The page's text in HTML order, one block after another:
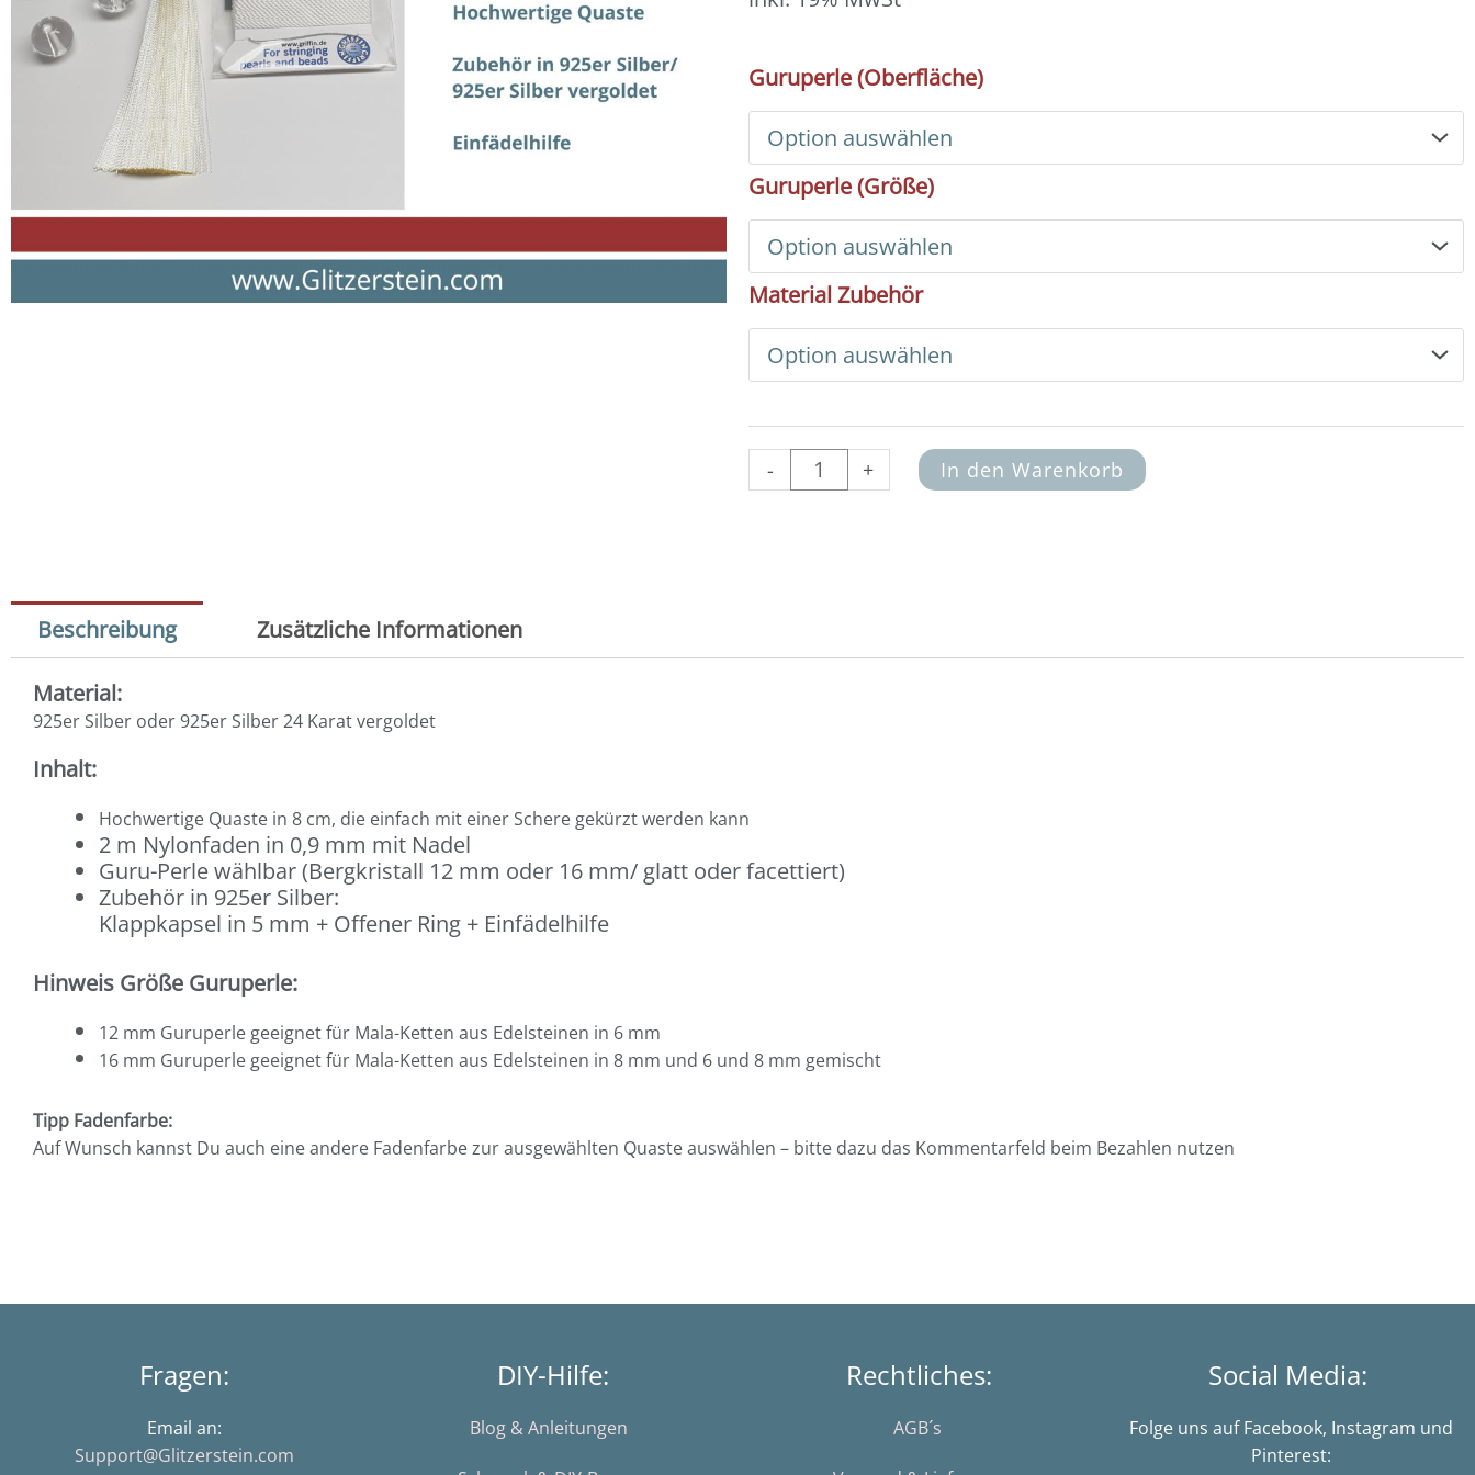
Guruperle (Oberfläche)
Guruperle (Größe)
Material Zubehör
-
Mala
Basic
Set
Ivory
(Quaste
8
cm)
Menge
+ In den Warenkorb
Beschreibung Zusätzliche Informationen
Material:
925er Silber oder 925er Silber 24 Karat vergoldet
Inhalt:
Hochwertige Quaste in 8 cm, die einfach mit einer Schere gekürzt werden kann
2 m Nylonfaden in 0,9 mm mit Nadel
Guru-Perle wählbar (Bergkristall 12 mm oder 16 mm/ glatt oder facettiert)
Zubehör in 925er Silber:
Klappkapsel in 5 mm + Offener Ring + Einfädelhilfe
Hinweis Größe Guruperle:
12 mm Guruperle geeignet für Mala-Ketten aus Edelsteinen in 6 mm
16 mm Guruperle geeignet für Mala-Ketten aus Edelsteinen in 8 mm und 6 und 8 mm gemischt
Tipp Fadenfarbe:
Auf Wunsch kannst Du auch eine andere Fadenfarbe zur ausgewählten Quaste auswählen – bitte dazu das Kommentarfeld beim Bezahlen nutzen
Fragen:
Email an:
Support@Glitzerstein.com
DIY-Hilfe:
Blog & Anleitungen
Rechtliches:
AGB´s
Social Media:
Folge uns auf Facebook, Instagram und
Pinterest: